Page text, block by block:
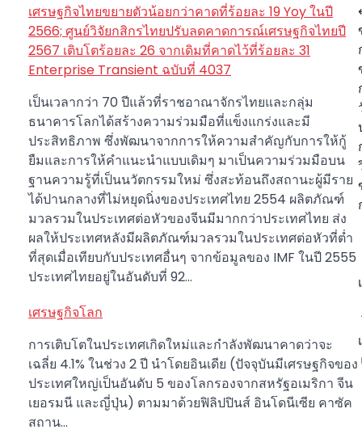
เศรษฐกิจไทยขยายตัวน้อยกว่าคาดที่ร้อยละ 19 Yoy ในปี
2566; ศูนย์วิจัยกสิกรไทยปรับลดคาดการณ์เศรษฐกิจไทยปี
2567 เติบโตร้อยละ 26 จากเดิมที่คาดไว้ที่ร้อยละ 31
Enterprise Transient ฉบับที่ 4037
เป็นเวลากว่า 70 ปีแล้วที่ราชอาณาจักรไทยและกลุ่ม
ธนาคารโลกได้สร้างความร่วมมือที่แข็งแกร่งและมี
ประสิทธิภาพ ซึ่งพัฒนาจากการให้ความสำคัญกับการให้กู้
ยืมและการให้คำแนะนำแบบเดิมๆ มาเป็นความร่วมมือบน
ฐานความรู้ที่เป็นนวัตกรรมใหม่ ซึ่งสะท้อนถึงสถานะผู้มีราย
ได้ปานกลางที่ไม่หยุดนิ่งของประเทศไทย 2554 ผลิตภัณฑ์
มวลรวมในประเทศต่อหัวของจีนมีมากกว่าประเทศไทย ส่ง
ผลให้ประเทศหลังมีผลิตภัณฑ์มวลรวมในประเทศต่อหัวที่ต่ำ
ที่สุดเมื่อเทียบกับประเทศอื่นๆ จากข้อมูลของ IMF ในปี 2555
ประเทศไทยอยู่ในอันดับที่ 92…
เศรษฐกิจโลก
การเติบโตในประเทศเกิดใหม่และกำลังพัฒนาคาดว่าจะ
เฉลี่ย 4.1% ในช่วง 2 ปี นำโดยอินเดีย (ปัจจุบันมีเศรษฐกิจของ
ประเทศใหญ่เป็นอันดับ 5 ของโลกรองจากสหรัฐอเมริกา จีน
เยอรมนี และญี่ปุ่น) ตามมาด้วยฟิลิปปินส์ อินโดนีเซีย คาซัค
สถาน…
Post
navigation